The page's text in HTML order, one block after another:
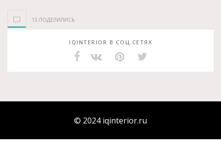
13 ПОДЕЛИЛИСЬ
IQINTERIOR В СОЦ.СЕТЯХ
© 2024iqinterior.ru